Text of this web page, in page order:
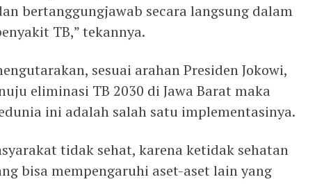
bertanggungjawab secara langsung dalam
TB,” tekannya.
sesuai arahan Presiden Jokowi,
eliminasi TB 2030 di Jawa Barat maka
ini adalah salah satu implementasinya.
tidak sehat, karena ketidak sehatan
bisa mempengaruhi aset-aset lain yang